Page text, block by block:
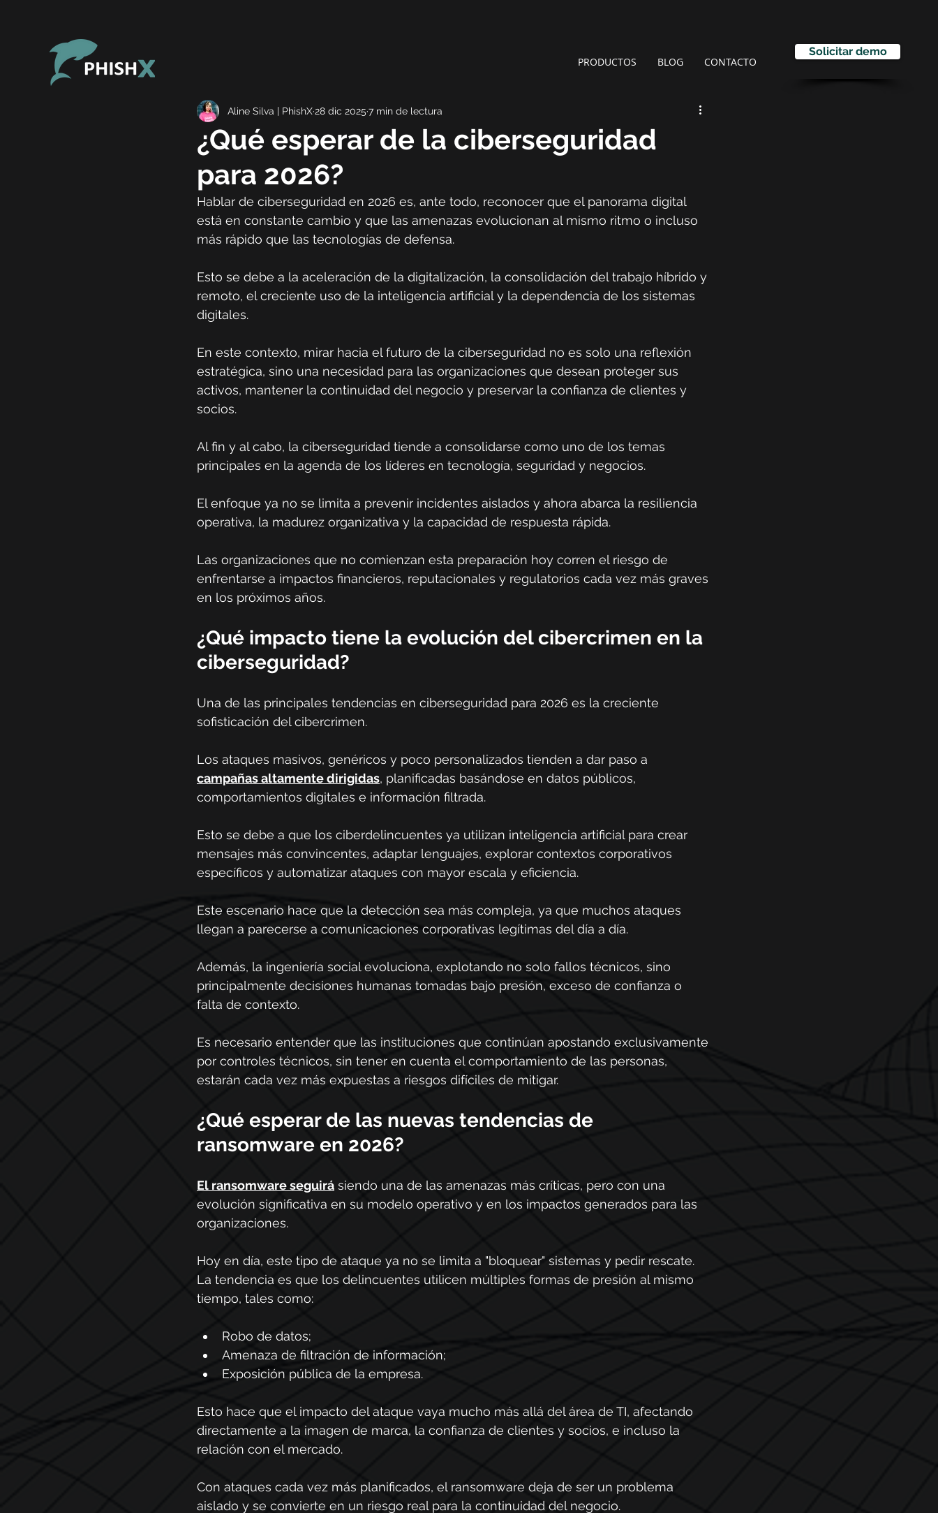
PRODUCTOS BLOG CONTACTO
Solicitar demo
¿Qué esperar de la ciberseguridad
para 2026?
Aline Silva | PhishX28 dic 2025 7 min de lectura
Hablar de ciberseguridad en 2026 es, ante todo, reconocer que el panorama digital
está en constante cambio y que las amenazas evolucionan al mismo ritmo o incluso
más rápido que las tecnologías de defensa.
Esto se debe a la aceleración de la digitalización, la consolidación del trabajo híbrido y
remoto, el creciente uso de la inteligencia artificial y la dependencia de los sistemas
digitales.
En este contexto, mirar hacia el futuro de la ciberseguridad no es solo una reflexión
estratégica, sino una necesidad para las organizaciones que desean proteger sus
activos, mantener la continuidad del negocio y preservar la confianza de clientes y
socios.
Al fin y al cabo, la ciberseguridad tiende a consolidarse como uno de los temas
principales en la agenda de los líderes en tecnología, seguridad y negocios.
El enfoque ya no se limita a prevenir incidentes aislados y ahora abarca la resiliencia
operativa, la madurez organizativa y la capacidad de respuesta rápida.
Las organizaciones que no comienzan esta preparación hoy corren el riesgo de
enfrentarse a impactos financieros, reputacionales y regulatorios cada vez más graves
en los próximos años.
¿Qué impacto tiene la evolución del cibercrimen en la
ciberseguridad?
Una de las principales tendencias en ciberseguridad para 2026 es la creciente
sofisticación del cibercrimen.
Los ataques masivos, genéricos y poco personalizados tienden a dar paso a
campañas altamente dirigidas, planificadas basándose en datos públicos,
comportamientos digitales e información filtrada.
Esto se debe a que los ciberdelincuentes ya utilizan inteligencia artificial para crear
mensajes más convincentes, adaptar lenguajes, explorar contextos corporativos
específicos y automatizar ataques con mayor escala y eficiencia.
Este escenario hace que la detección sea más compleja, ya que muchos ataques
llegan a parecerse a comunicaciones corporativas legítimas del día a día.
Además, la ingeniería social evoluciona, explotando no solo fallos técnicos, sino
principalmente decisiones humanas tomadas bajo presión, exceso de confianza o
falta de contexto.
Es necesario entender que las instituciones que continúan apostando exclusivamente
por controles técnicos, sin tener en cuenta el comportamiento de las personas,
estarán cada vez más expuestas a riesgos difíciles de mitigar.
¿Qué esperar de las nuevas tendencias de
ransomware en 2026?
El ransomware seguirá siendo una de las amenazas más críticas, pero con una
evolución significativa en su modelo operativo y en los impactos generados para las
organizaciones.
Hoy en día, este tipo de ataque ya no se limita a "bloquear" sistemas y pedir rescate.
La tendencia es que los delincuentes utilicen múltiples formas de presión al mismo
tiempo, tales como:
Robo de datos;
Amenaza de filtración de información;
Exposición pública de la empresa.
Esto hace que el impacto del ataque vaya mucho más allá del área de TI, afectando
directamente a la imagen de marca, la confianza de clientes y socios, e incluso la
relación con el mercado.
Con ataques cada vez más planificados, el ransomware deja de ser un problema
aislado y se convierte en un riesgo real para la continuidad del negocio.